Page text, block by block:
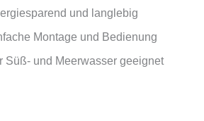
und langlebig
Montage und Bedienung
Süß- und Meerwasser geeignet